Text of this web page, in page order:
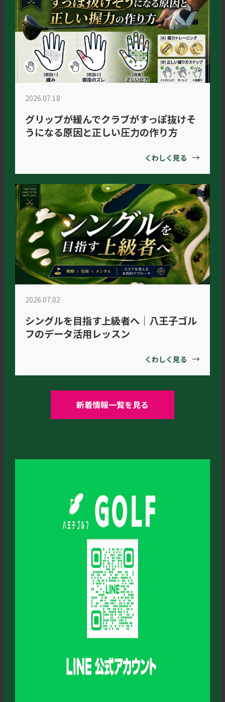
2026.07.18
グリップが緩んでクラブがすっぽ抜けそ
うになる原因と正しい圧力の作り方
くわしく見る →
2026.07.02
シングルを目指す上級者へ｜八王子ゴル
フのデータ活用レッスン
くわしく見る →
新着情報一覧を見る